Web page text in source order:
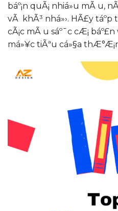
báº¡n quÃ¡ nhiá»u mÃ u,
vÃ khÃ³ nhá»›. HÃ£y táº­p
cÃ¡c mÃ u sáº¯c cÆ¡
má»¥c tiÃªu cá»§a